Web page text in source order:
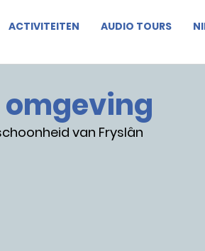
ACTIVITEITEN AUDIO TOURS
van Fryslân